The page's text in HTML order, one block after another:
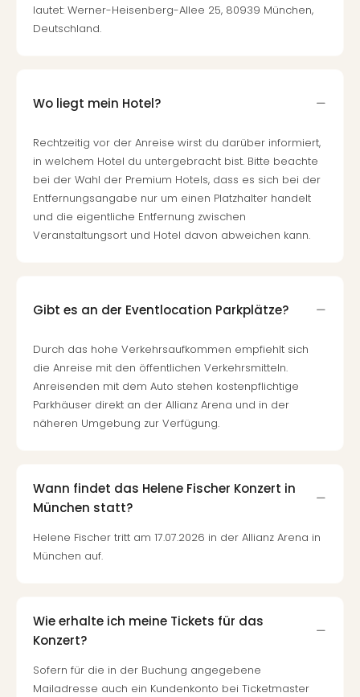
lautet: Werner-Heisenberg-Allee 25, 80939 München,
Deutschland.
Wo liegt mein Hotel?
Rechtzeitig vor der Anreise wirst du darüber informiert,
in welchem Hotel du untergebracht bist. Bitte beachte
bei der Wahl der Premium Hotels, dass es sich bei der
Entfernungsangabe nur um einen Platzhalter handelt
und die eigentliche Entfernung zwischen
Veranstaltungsort und Hotel davon abweichen kann.
Gibt es an der Eventlocation Parkplätze?
Durch das hohe Verkehrsaufkommen empfiehlt sich
die Anreise mit den öffentlichen Verkehrsmitteln.
Anreisenden mit dem Auto stehen kostenpflichtige
Parkhäuser direkt an der Allianz Arena und in der
näheren Umgebung zur Verfügung.
Wann findet das Helene Fischer Konzert in
München statt?
Helene Fischer tritt am 17.07.2026 in der Allianz Arena in
München auf.
Wie erhalte ich meine Tickets für das
Konzert?
Sofern für die in der Buchung angegebene
Mailadresse auch ein Kundenkonto bei Ticketmaster